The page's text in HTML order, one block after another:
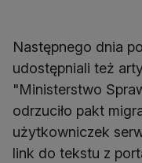
Następnego dnia
udostępniali też
"Ministerstwo
odrzuciło pakt
użytkowniczek
link do tekstu z